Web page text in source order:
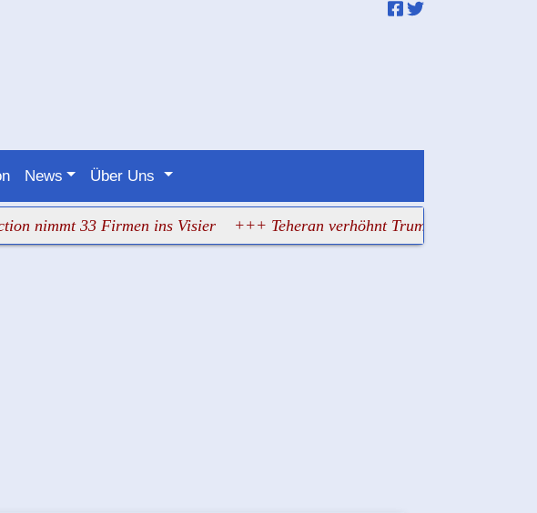
News Über Uns
33 Firmen ins Visier +++ Teheran verhöhnt Trump: Irans Regime